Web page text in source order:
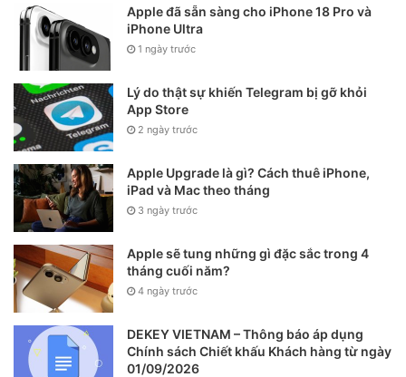
Bạn có thểxem phần trăm pin iPhone
góc trên bên phải xuống để truy cập vào Control Center.
Còn nếu như bạn muốn kiểm tra mức độ chai pin điện thoại
iPhone thì bạn có thể tham khảo ngay
10. Tiết kiệm pin đến 60%
Có mộtmẹo sử dụng iPhone X
iPhonehơn 60% thời lượng pinTiết kiệm 60% pin, đó là kích
hoạt chế độ tiết kiệm pin. Bạn cũng có thể cài hình nền đen
hoặc tối màu để đỡ hao pin.
Apple đã sẵn sàng cho iPhone 18 Pro và
iPhone Ultra
1 ngày trước
Lý do thật sự khiến Telegram bị gỡ khỏi
App Store
2 ngày trước
Apple Upgrade là gì? Cách thuê iPhone,
iPad và Mac theo tháng
3 ngày trước
Apple sẽ tung những gì đặc sắc trong 4
tháng cuối năm?
4 ngày trước
DEKEY VIETNAM – Thông báo áp dụng
Chính sách Chiết khấu Khách hàng từ ngày
01/09/2026